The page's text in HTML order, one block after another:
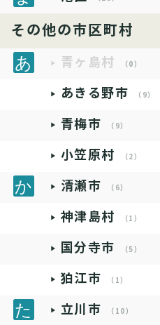
その他の市区町村
青ヶ島村 （0）
あきる野市 （9）
青梅市 （9）
小笠原村 （2）
清瀬市 （6）
神津島村 （1）
国分寺市 （5）
狛江市 （1）
立川市 （10）